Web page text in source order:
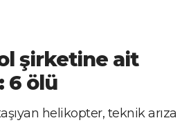
şirketine ait
6 ölü
helikopter, teknik arıza